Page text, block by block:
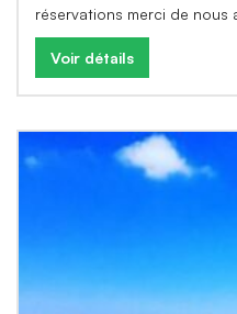
réservations merci de nous
Voir détails